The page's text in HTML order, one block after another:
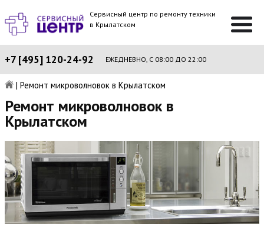
Сервисный центр по ремонту техники
в Крылатском
+7 [495] 120-24-92 ЕЖЕДНЕВНО, С 08:00 ДО 22:00
| Ремонт микроволновок в Крылатском
Ремонт микроволновок в
Крылатском